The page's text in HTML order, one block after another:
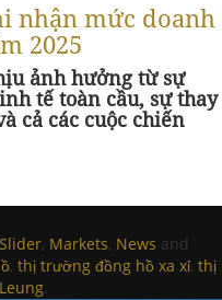
nhận mức doanh
2025
ảnh hưởng từ sự
tế toàn cầu, sự thay
cả các cuộc chiến
, Markets, News and
, thị trường đồng hồ xa xỉ, thị
.